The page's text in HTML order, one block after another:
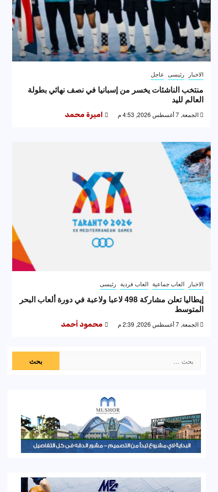
الاخبار رئيسى عاجل
منتخب الناشئات يخسر من إسبانيا في نصف نهائي بطولة
العالم لليد
الجمعة, 7 أغسطس 2026, 4:53 م اميرة محمد
الاخبار العاب جماعية العاب فردية رئيسى
إيطاليا تعلن مشاركة 498 لاعبا ولاعبة في دورة ألعاب البحر
المتوسط
الجمعة, 7 أغسطس 2026, 2:39 م محمود أحمد
عن: